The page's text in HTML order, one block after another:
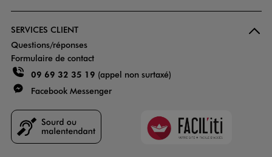
SERVICES CLIENT
Questions/réponses
Formulaire de contact
09 69 32 35 19 (appel non surtaxé)
Facebook Messenger
Faciliti